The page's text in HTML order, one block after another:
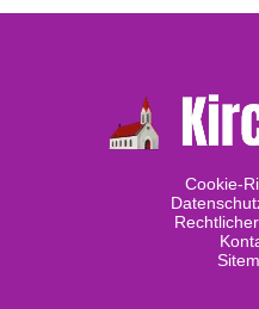
Cookie-